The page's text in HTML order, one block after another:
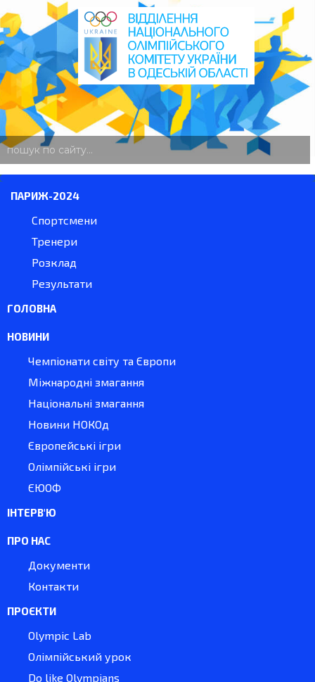
пошук
по
ПАРИЖ-2024
Спортсмени
Тренери
Розклад
Результати
ГОЛОВНА
НОВИНИ
Чемпіонати світу та Європи
Міжнародні змагання
Національні змагання
Новини НОКОд
Європейські ігри
Олімпійські ігри
ЄЮОФ
ІНТЕРВ'Ю
ПРО НАС
Документи
Контакти
ПРОЄКТИ
Olympic Lab
Олімпійський урок
Do like Olympians